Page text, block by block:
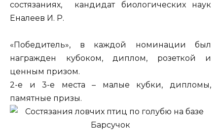
состязаниях, кандидат биологических наук
Еналеев И. Р.
«Победитель», в каждой номинации был
награжден кубоком, диплом, розеткой и
ценным призом.
2-е и 3-е места – малые кубки, дипломы,
памятные призы.